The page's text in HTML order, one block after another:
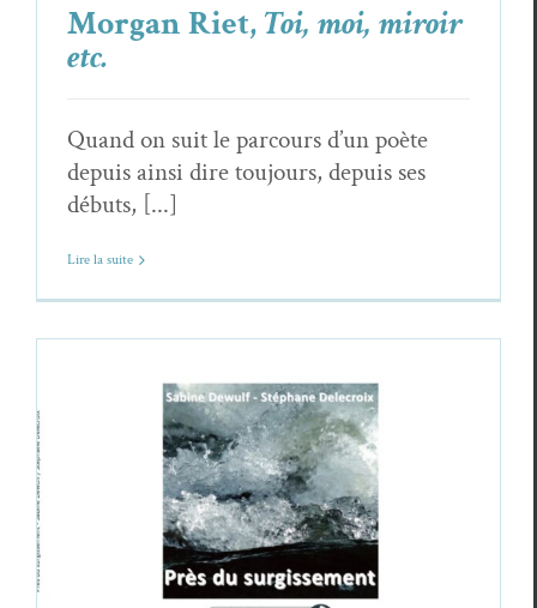
Morgan Riet,Toi, moi, miroir
etc.
Quand on suit le parcours d’un poète
depuis ainsi dire toujours, depuis ses
débuts, [...]
Lire la suite
Sabine Dewulf,Près du surgissement
Critiques Sabine Dewulf